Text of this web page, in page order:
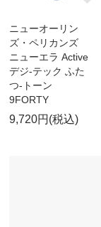
ニューオーリン
ズ・ペリカンズ
ニューエラ Active
デジ-テック ふた
つ-トーン
9FORTY
9,720円(税込)